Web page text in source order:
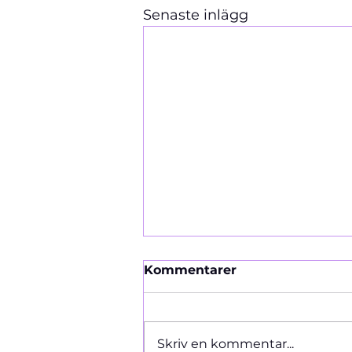
Senaste inlägg
Kommentarer
Skriv en kommentar...